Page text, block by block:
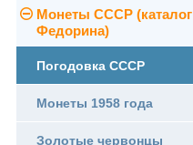
Современная Россия
Монеты СССР (каталог
Федорина)
Погодовка СССР
Монеты 1958 года
Золотые червонцы